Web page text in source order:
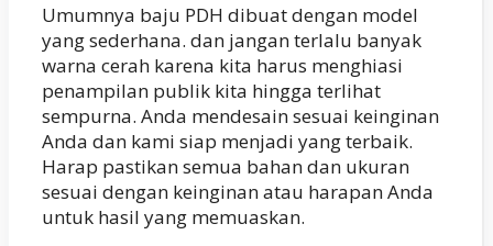
Umumnya baju PDH dibuat dengan model
yang sederhana. dan jangan terlalu banyak
warna cerah karena kita harus menghiasi
penampilan publik kita hingga terlihat
sempurna. Anda mendesain sesuai keinginan
Anda dan kami siap menjadi yang terbaik.
Harap pastikan semua bahan dan ukuran
sesuai dengan keinginan atau harapan Anda
untuk hasil yang memuaskan.